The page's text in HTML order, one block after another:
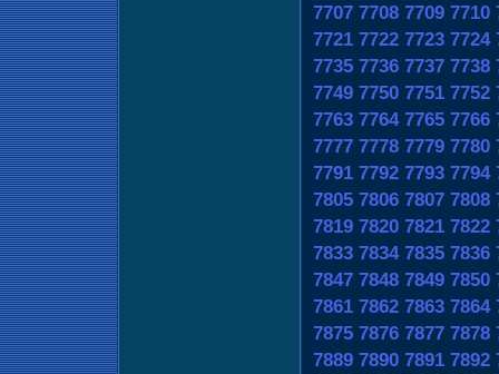
7707 7708 7709 7710
7721 7722 7723 7724
7735 7736 7737 7738
7749 7750 7751 7752
7763 7764 7765 7766
7777 7778 7779 7780
7791 7792 7793 7794
7805 7806 7807 7808
7819 7820 7821 7822
7833 7834 7835 7836
7847 7848 7849 7850
7861 7862 7863 7864
7875 7876 7877 7878
7889 7890 7891 7892